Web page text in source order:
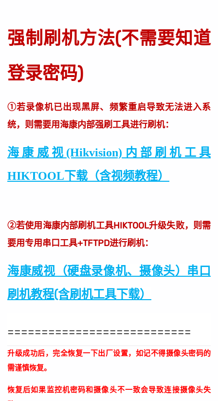
强制刷机方法(不需要知道
登录密码)
①若录像机已出现黑屏、频繁重启导致无法进入系
统，则需要用海康内部强刷工具进行刷机：
海康威视(Hikvision)内部刷机工具
HIKTOOL下载（含视频教程）
②若使用海康内部刷机工具HIKTOOL升级失败，则需
要用专用串口工具+TFTPD进行刷机：
海康威视（硬盘录像机、摄像头）串口
刷机教程(含刷机工具下载）
===========================
升级成功后，完全恢复一下出厂设置，如记不得摄像头密码的
需谨慎恢复。
恢复后如果监控机密码和摄像头不一致会导致连接摄像头失